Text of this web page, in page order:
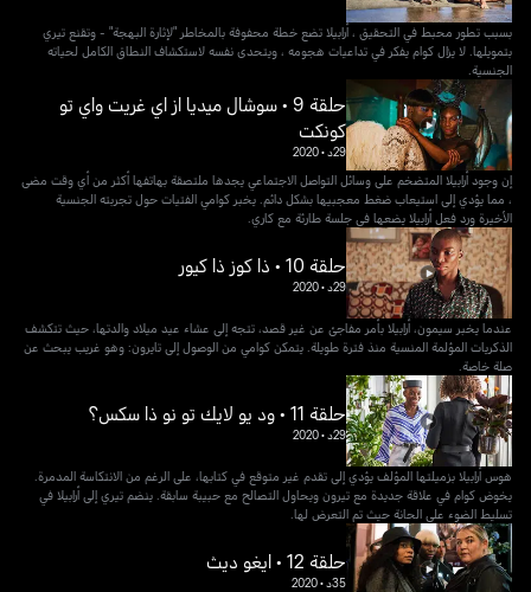
بسبب تطور محبط في التحقيق ، أرابيلا تضع خطة محفوفة بالمخاطر "لإثارة البهجة" - وتقنع تيري
بتمويلها. لا يزال كوام يفكر في تداعيات هجومه ، ويتحدى نفسه لاستكشاف النطاق الكامل لحياته
الجنسية.
حلقة 9 • سوشال ميديا از اي غريت واي تو
كونكت
29د •
2020
إن وجود أرابيلا المتضخم على وسائل التواصل الاجتماعي يجدها ملتصقة بهاتفها أكثر من أي وقت مضى
، مما يؤدي إلى استيعاب ضغط معجبيها بشكل دائم. يخبر كوامي الفتيات حول تجربته الجنسية
الأخيرة ورد فعل أرابيلا يضعها في جلسة طارئة مع كاري.
حلقة 10 • ذا كوز ذا كيور
29د •
2020
عندما يخبر سيمون، أرابيلا بأمر مفاجئ عن غير قصد، تتجه إلى عشاء عيد ميلاد والدتها، حيث تتكشف
الذكريات المؤلمة المنسية منذ فترة طويلة. يتمكن كوامي من الوصول إلى تايرون: وهو غريب يبحث عن
صلة خاصة.
حلقة 11 • ود يو لايك تو نو ذا سكس؟
29د •
2020
هوس أرابيلا بزميلتها المؤلف يؤدي إلى تقدم غير متوقع في كتابها، على الرغم من الانتكاسة المدمرة.
يخوض كوام في علاقة جديدة مع تيرون ويحاول التصالح مع حبيبة سابقة. ينضم تيري إلى أرابيلا في
تسليط الضوء على الحانة حيث تم التعرض لها.
حلقة 12 • ايغو ديث
35د •
2020